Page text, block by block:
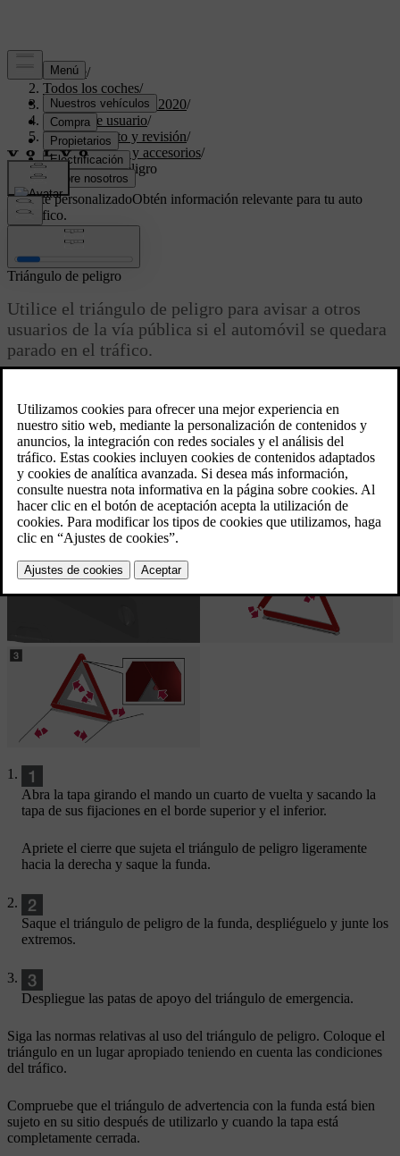
Soporte/
Todos los coches/
XC40 Twin Engine 2020/
Manual de usuario/
Mantenimiento y revisión/
Herramientas y accesorios/
Triángulo de peligro
Soporte personalizadoObtén información relevante para tu auto
específico.
Iniciar sesión
Triángulo de peligro
Utilice el triángulo de peligro para avisar a otros
usuarios de la vía pública si el automóvil se quedara
parado en el tráfico.
Compartimento
El triángulo de peligro está guardado en un espacio en el interior del
portón trasero.
Desplegar el triángulo de peligro
Abra la tapa girando el mando un cuarto de vuelta y sacando la
tapa de sus fijaciones en el borde superior y el inferior.
Apriete el cierre que sujeta el triángulo de peligro ligeramente
hacia la derecha y saque la funda.
Saque el triángulo de peligro de la funda, despliéguelo y junte los
extremos.
Despliegue las patas de apoyo del triángulo de emergencia.
Siga las normas relativas al uso del triángulo de peligro. Coloque el
triángulo en un lugar apropiado teniendo en cuenta las condiciones
del tráfico.
Compruebe que el triángulo de advertencia con la funda está bien
sujeto en su sitio después de utilizarlo y cuando la tapa está
completamente cerrada.